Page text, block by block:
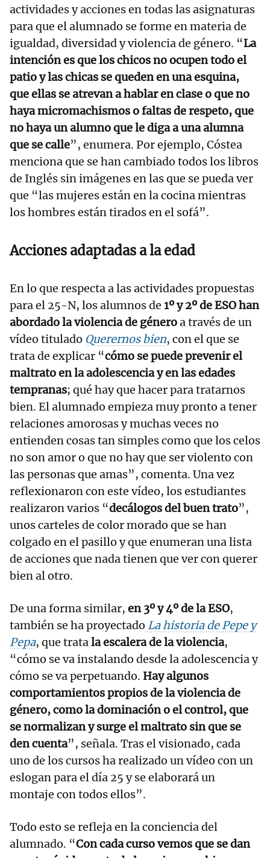
actividades y acciones en todas las asignaturas
para que el alumnado se forme en materia de
igualdad, diversidad y violencia de género. “La
intención es que los chicos no ocupen todo el
patio y las chicas se queden en una esquina,
que ellas se atrevan a hablar en clase o que no
haya micromachismos o faltas de respeto, que
no haya un alumno que le diga a una alumna
que se calle”, enumera. Por ejemplo, Cóstea
menciona que se han cambiado todos los libros
de Inglés sin imágenes en las que se pueda ver
que “las mujeres están en la cocina mientras
los hombres están tirados en el sofá”.
Acciones adaptadas a la edad
En lo que respecta a las actividades propuestas
para el 25-N, los alumnos de 1º y 2º de ESO han
abordado la violencia de géneroa través de un
vídeo titulado Querernos bien, con el que se
trata de explicar “cómo se puede prevenir el
maltrato en la adolescencia y en las edades
tempranas; qué hay que hacer para tratarnos
bien. El alumnado empieza muy pronto a tener
relaciones amorosas y muchas veces no
entienden cosas tan simples como que los celos
no son amor o que no hay que ser violento con
las personas que amas”, comenta. Una vez
reflexionaron con este vídeo, los estudiantes
realizaron varios “decálogos del buen trato”,
unos carteles de color morado que se han
colgado en el pasillo y que enumeran una lista
de acciones que nada tienen que ver con querer
bien al otro.
De una forma similar, en 3º y 4º de la ESO,
también se ha proyectado La historia de Pepe y
Pepa, que tratala escalera de la violencia,
“cómo se va instalando desde la adolescencia y
cómo se va perpetuando. Hay algunos
comportamientos propios de la violencia de
género, como la dominación o el control, que
se normalizan y surge el maltrato sin que se
den cuenta”, señala. Tras el visionado, cada
uno de los cursos ha realizado un vídeo con un
eslogan para el día 25 y se elaborará un
montaje con todos ellos”.
Todo esto se refleja en la conciencia del
alumnado. “Con cada curso vemos que se dan